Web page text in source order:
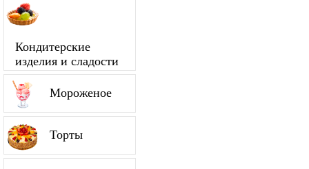
Кондитерские
изделия и сладости
Мороженое
Торты